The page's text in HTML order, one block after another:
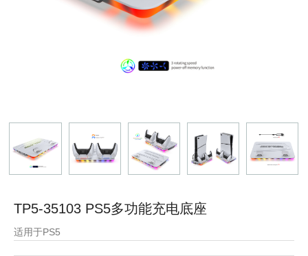
TP5-35103 PS5多功能充电底座
适用于PS5